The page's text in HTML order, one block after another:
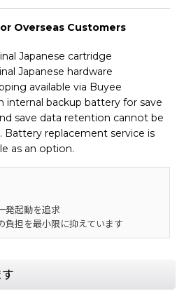
Overseas Customers
Japanese cartridge
Japanese hardware
available via Buyee
internal backup battery for save
save data retention cannot be
Battery replacement service is
as an option.
発起動を追求
負担を最小限に抑えています